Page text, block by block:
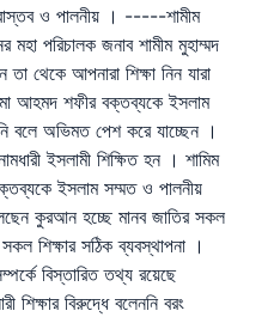
ও পালনীয় । -----শামীম
পরিচালক জনাব শামীম মুহাম্মদ
থেকে আপনারা শিক্ষা নিন যারা
আহমদ শফীর বক্তব্যকে ইসলাম
বলে অভিমত পেশ করে যাচ্ছেন ।
ইসলামী শিক্ষিত হন । শামিম
ইসলাম সম্মত ও পালনীয়
কুরআন হচ্ছে মানব জাতির সকল
শিক্ষার সঠিক ব্যবস্থাপনা ।
বিস্তারিত তথ্য রয়েছে
বিরুদ্ধে বলেননি বরং